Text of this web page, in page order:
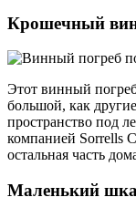
Крошечный
Этот винный
большой, как
пространство под
компанией Sorrells
остальная часть
Маленький